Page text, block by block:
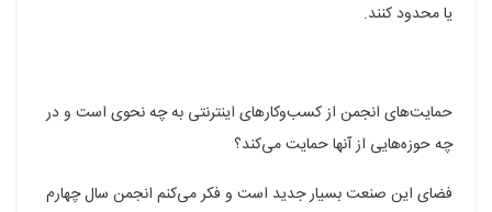
یا محدود کنند.
حمایت‌های انجمن از کسب‌وکار‌های اینترنتی به چه نحوی است و در
چه حوزه‌هایی از آنها حمایت می‌کند؟
فضای این صنعت بسیار جدید است و فکر می‌کنم انجمن سال چهارم